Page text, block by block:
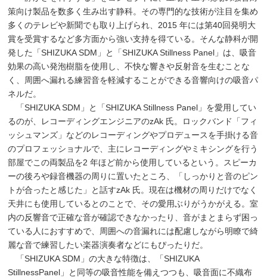
策向け製品を数多く生み出す静科。その専門的な技術が注目を集め
多くのテレビや新聞でも取り上げられ、2015 年には第40回発明大
賞を受賞するなど多方面から強い支持を得ている。そんな静科が開
発した「SHIZUKA SDM」と「SHIZUKA Stillness Panel」は、吸音
効果の高い発泡樹脂を使用し、不快な響きや反射音を生むことな
く、周囲へ漏れる練習音を軽減することができる音響向けの吸音パ
ネルだ。
「SHIZUKA SDM」と「SHIZUKA Stillness Panel」を愛用してい
るのが、レコーディングエンジニアのzAk 氏。ロックバンド「フィ
ッシュマンズ」などのレコーディングやプロデュースを手掛ける音
のプロフェッショナルで、主にレコーディングやミキシングを行う
部屋でこの両製品を2 年ほど前から使用しているという。スピーカ
ーの後ろや録音機器の周りに置いたところ、「しっかりと音のピン
トが合ったと感じた」と話すzAk 氏。現在は機材の周りだけでなく
天井にも使用しているとのことで、その愛用ぶりがうかがえる。室
内の反響音で正確な音が確認できなかったり、音がまとまらず困っ
ている人におすすめで、周囲への音漏れには配慮しながら明瞭で綺
麗な音で練習したい楽器演奏者などにもぴったりだ。
「SHIZUKA SDM」の大きな特徴は、「SHIZUKA
StillnessPanel」と同等の吸音性能を備えつつも、吸音面に不織布